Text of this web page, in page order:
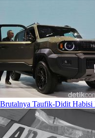
Brutalnya Taufik-Didit Habisi